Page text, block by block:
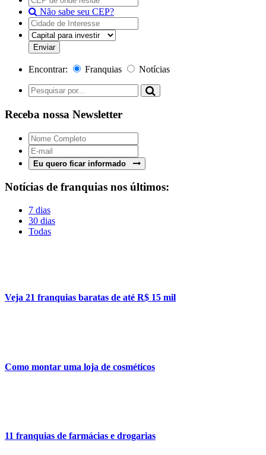
Não sabe seu CEP?
Encontrar: Franquias Notícias
Receba nossa Newsletter
Eu quero ficar informado
Notícias de franquias nos últimos:
7 dias
30 dias
Todas
Veja 21 franquias baratas de até R$ 15 mil
Como montar uma loja de cosméticos
11 franquias de farmácias e drogarias